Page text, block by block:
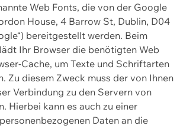
Web Fonts, die von der Google
House, 4 Barrow St, Dublin, D04
bereitgestellt werden. Beim
Ihr Browser die benötigten Web
Cache, um Texte und Schriftarten
Zu diesem Zweck muss der von Ihnen
Verbindung zu den Servern von
Hierbei kann es auch zu einer
Daten an die